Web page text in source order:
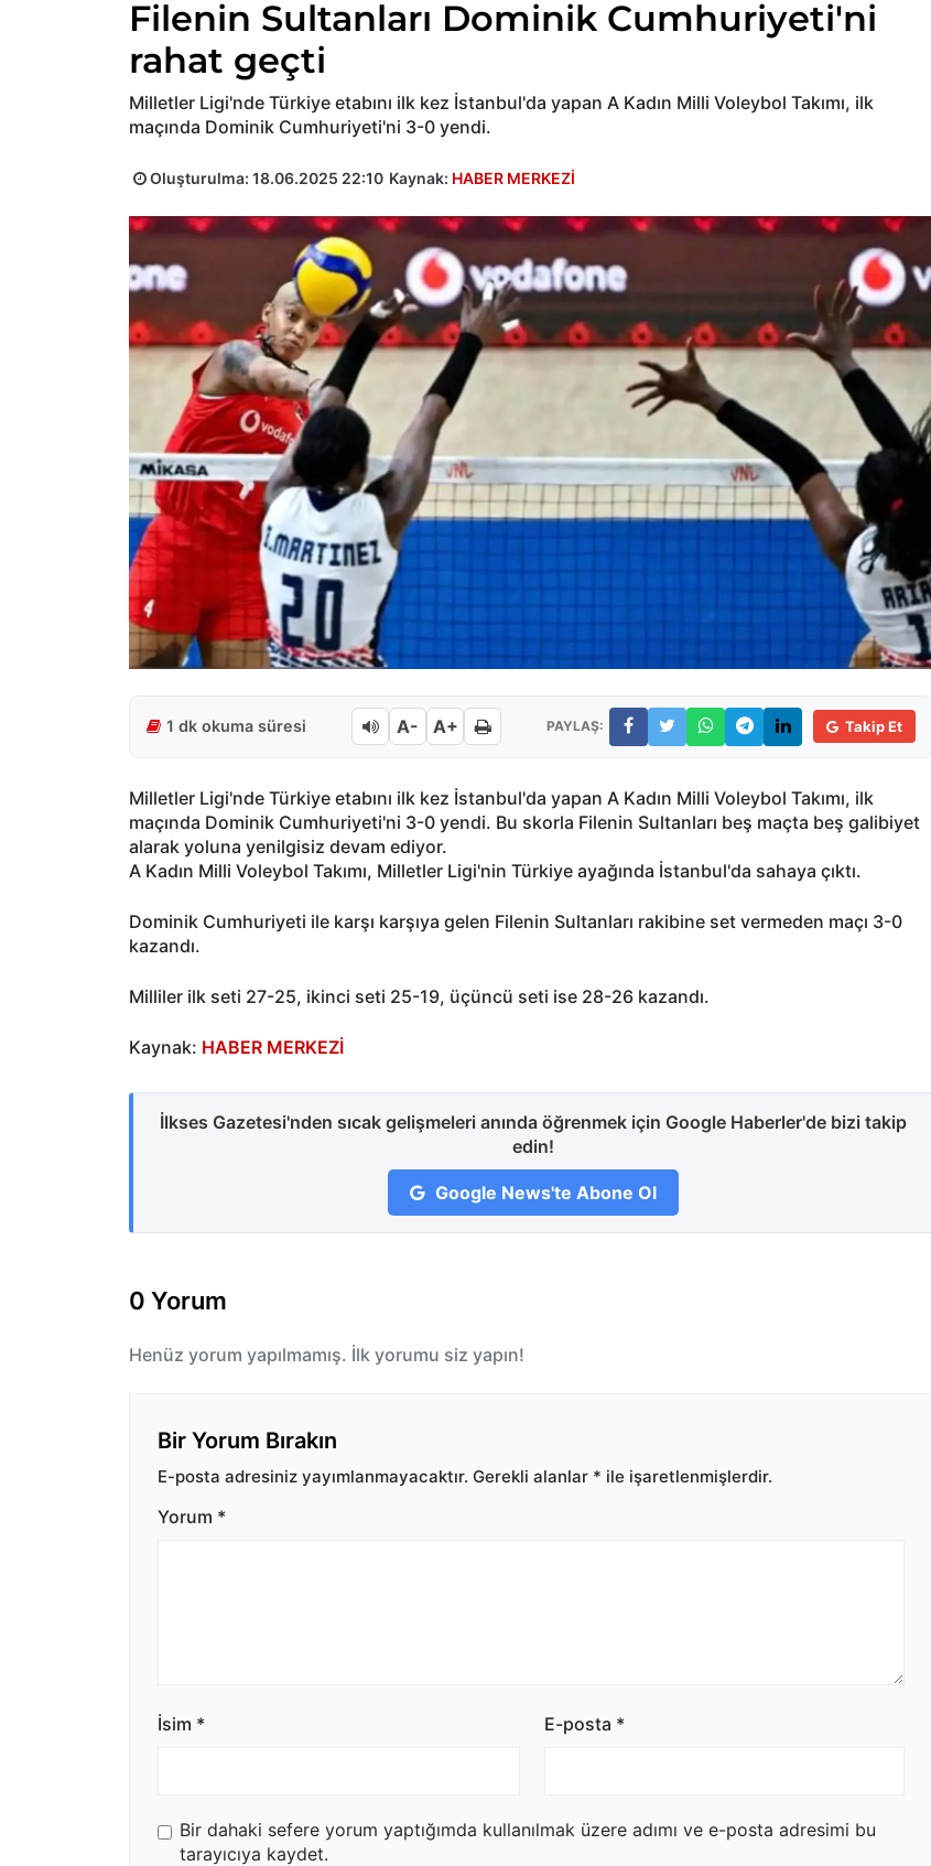
Filenin Sultanları Dominik Cumhuriyeti'ni
rahat geçti
Milletler Ligi'nde Türkiye etabını ilk kez İstanbul'da yapan A Kadın Milli Voleybol Takımı, ilk
maçında Dominik Cumhuriyeti'ni 3-0 yendi.
Oluşturulma: 18.06.2025 22:10 Kaynak: HABER MERKEZİ
1 dk okuma süresi A- A+ PAYLAŞ: Takip Et
Milletler Ligi'nde Türkiye etabını ilk kez İstanbul'da yapan A Kadın Milli Voleybol Takımı, ilk
maçında Dominik Cumhuriyeti'ni 3-0 yendi. Bu skorla Filenin Sultanları beş maçta beş galibiyet
alarak yoluna yenilgisiz devam ediyor.
A Kadın Milli Voleybol Takımı, Milletler Ligi'nin Türkiye ayağında İstanbul'da sahaya çıktı.
Dominik Cumhuriyeti ile karşı karşıya gelen Filenin Sultanları rakibine set vermeden maçı 3-0
kazandı.
Milliler ilk seti 27-25, ikinci seti 25-19, üçüncü seti ise 28-26 kazandı.
Kaynak: HABER MERKEZİ
İlkses Gazetesi'nden sıcak gelişmeleri anında öğrenmek için Google Haberler'de bizi takip
edin!
Google News'te Abone Ol
0 Yorum
Henüz yorum yapılmamış. İlk yorumu siz yapın!
Bir Yorum Bırakın
E-posta adresiniz yayımlanmayacaktır. Gerekli alanlar * ile işaretlenmişlerdir.
Yorum *
İsim * E-posta *
Bir dahaki sefere yorum yaptığımda kullanılmak üzere adımı ve e-posta adresimi bu
tarayıcıya kaydet.